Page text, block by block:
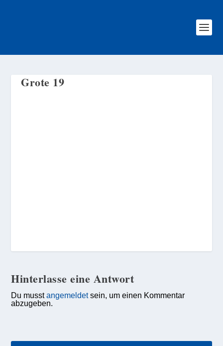
Grote 19
Hinterlasse eine Antwort
Du musstangemeldetsein, um einen Kommentar
abzugeben.